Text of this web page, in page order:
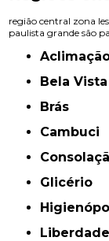
região central zona
paulista grande são
Bela Vista
Brás
Cambuci
Glicério
Liberdade